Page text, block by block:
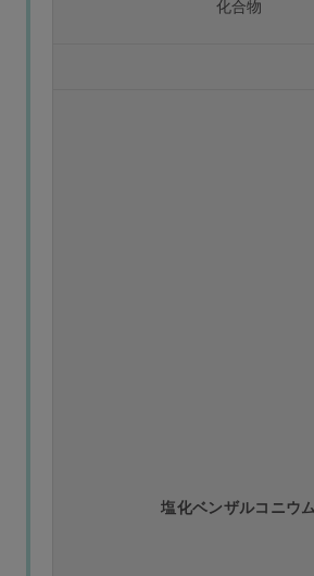
化合物
塩化ベンザルコニウム